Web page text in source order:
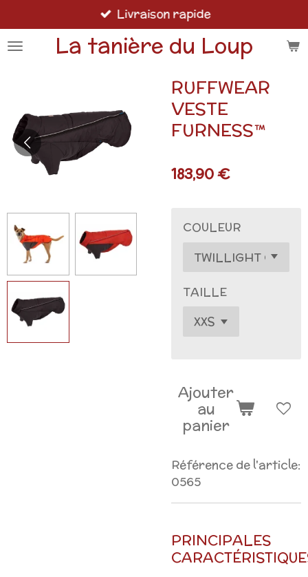
au
contenu
La tanière du Loup
Livraison rapide
RUFFWEAR
VESTE
FURNESS™
183,90 €
COULEUR
TAILLE
Ajouter
au
panier
Référence de l'article:
0565
PRINCIPALES